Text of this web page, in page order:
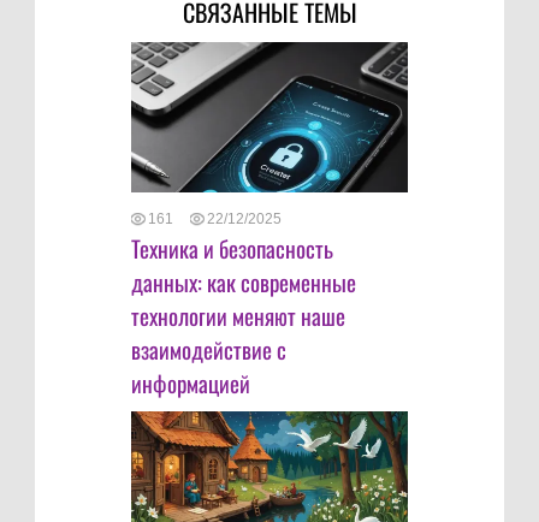
СВЯЗАННЫЕ ТЕМЫ
161 22/12/2025
Техника и безопасность
данных: как современные
технологии меняют наше
взаимодействие с
информацией